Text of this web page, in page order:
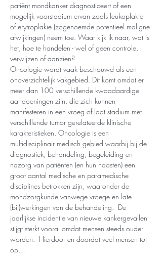
patiënt mondkanker diagnosticeert of een
mogelijk voorstadium ervan zoals leukoplakie
of erytroplakie (zogenoemde potentieel maligne
afwijkingen) neem toe. Waar kijk ik naar, wat is
het, hoe te handelen - wel of geen controle,
verwijzen of aanzien?
Oncologie wordt vaak beschouwd als een
onoverzichtelijk vakgebied. Dit komt omdat er
meer dan 100 verschillende kwaadaardige
aandoeningen zijn, die zich kunnen
manifesteren in een vroeg of laat stadium met
verschillende tumor gerelateerde klinische
karakteristieken. Oncologie is een
multidisciplinair medisch gebied waarbij bij de
diagnostiek, behandeling, begeleiding en
nazorg van patiënten (en hun naasten) een
groot aantal medische en paramedische
disciplines betrokken zijn, waaronder de
mondzorgkunde vanwege vroege en late
(bij)werkingen van de behandeling.  De
jaarlijkse incidentie van nieuwe kankergevallen
stijgt sterkt vooral omdat mensen steeds ouder
worden.  Hierdoor en doordat veel mensen tot
op…